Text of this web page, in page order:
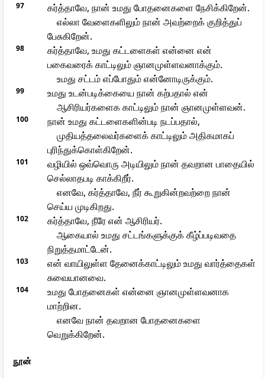
97
கர்த்தாவே, நான் உமது போதனைகளை நேசிக்கிறேன்.
எல்லா வேளைகளிலும் நான் அவற்றைக் குறித்துப்
பேசுகிறேன்.
98
கர்த்தாவே, உமது கட்டளைகள் என்னை என்
பகைவரைக் காட்டிலும் ஞானமுள்ளவனாக்கும்.
உமது சட்டம் எப்போதும் என்னோடிருக்கும்.
99
உமது உடன்படிக்கையை நான் கற்பதால் என்
ஆசிரியர்களைக காட்டிலும் நான் ஞானமுள்ளவன்.
100
நான் உமது கட்டளைகளின்படி நடப்பதால்,
முதியத்தலைவர்களைக் காட்டிலும் அதிகமாகப்
புரிந்துக்கொள்கிறேன்.
101
வழியில் ஒவ்வொரு அடியிலும் நான் தவறான பாதையில்
செல்லாதபடி காக்கிறீர்.
எனவே, கர்த்தாவே, நீர் கூறுகின்றவற்றை நான்
செய்ய முடிகிறது.
102
கர்த்தாவே, நீரே என் ஆசிரியர்.
ஆகையால் உமது சட்டங்களுக்குக் கீழ்ப்படிவதை
நிறுத்தமாட்டேன்.
103
என் வாயிலுள்ள தேனைக்காட்டிலும் உமது வார்த்தைகள்
சுவையானவை.
104
உமது போதனைகள் என்னை ஞானமுள்ளவனாக
மாற்றின.
எனவே நான் தவறான போதனைகளை
வெறுக்கிறேன்.
நூன்